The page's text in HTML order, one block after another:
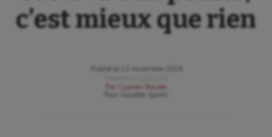
c’est mieux que rien
Publié le
12 novembre 2024
Par
Cyprien Baude
Gazette Sports